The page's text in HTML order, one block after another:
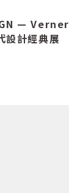
— Verner
計經典展